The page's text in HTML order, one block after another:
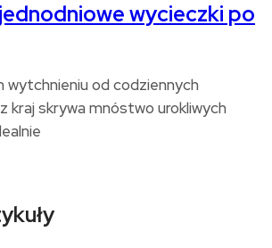
wycieczki po
wytchnieniu od codziennych
kraj skrywa mnóstwo urokliwych